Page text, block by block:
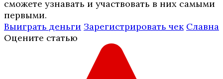
сможете узнавать и участвовать в них самыми
первыми.
Выиграть деньги Зарегистрировать чек Славна
Оцените статью